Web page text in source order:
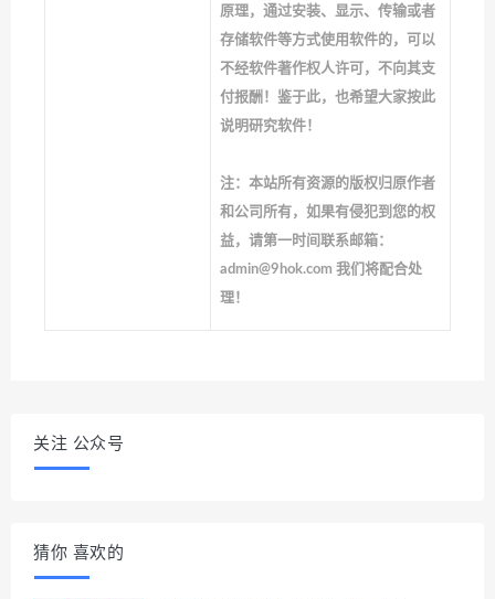
原理，通过安装、显示、传输或者
存储软件等方式使用软件的，可以
不经软件著作权人许可，不向其支
付报酬！鉴于此，也希望大家按此
说明研究软件！
注：本站所有资源的版权归原作者
和公司所有，如果有侵犯到您的权
益，请第一时间联系邮箱：
admin@9hok.com 我们将配合处
理！
关注 公众号
猜你 喜欢的